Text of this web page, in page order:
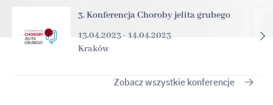
3. Konferencja Choroby jelita grubego
13.04.2023 - 14.04.2023
Kraków
Zobacz wszystkie konferencje